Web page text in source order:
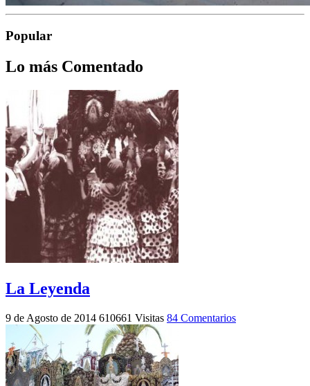
Popular
Lo más Comentado
La Leyenda
9 de Agosto de 2014 610661 Visitas 84 Comentarios